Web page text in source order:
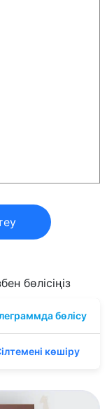
бөлісіңіз
бөлісу
көшіру